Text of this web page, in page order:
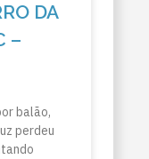
DA
–
balão,
perdeu